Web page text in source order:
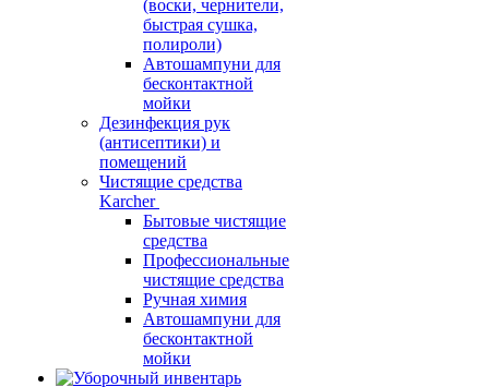
(воски, чернители,
быстрая сушка,
полироли)
Автошампуни для
бесконтактной
мойки
Дезинфекция рук
(антисептики) и
помещений
Чистящие средства
Karcher
Бытовые чистящие
средства
Профессиональные
чистящие средства
Ручная химия
Автошампуни для
бесконтактной
мойки